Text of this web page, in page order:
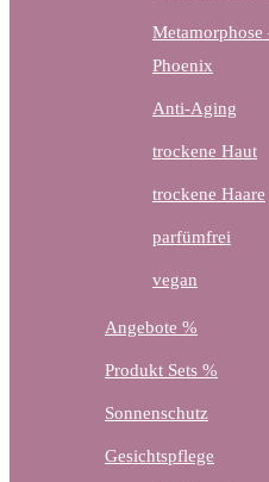
Phoenix
Anti-Aging
trockene Haut
trockene Haare
parfümfrei
vegan
Angebote %
Produkt Sets %
Sonnenschutz
Gesichtspflege